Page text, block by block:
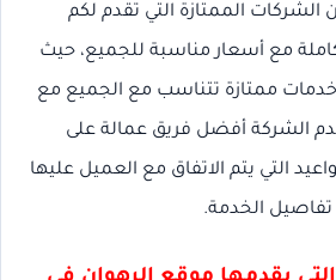
الشركات الممتازة التي تقدم لكم
مع أسعار مناسبة للجميع، حيث
ممتازة تتناسب مع الجميع مع
الشركة أفضل فريق عمالة على
التي يتم الاتفاق مع العميل عليها
الخدمة.